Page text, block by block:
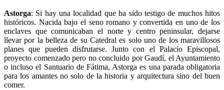
Astorga: Si hay una localidad que ha sido testigo de muchos hitos
históricos. Nacida bajo el seno romano y convertida en uno de los
enclaves que comunicaban el norte y centro peninsular, dejarse
llevar por la belleza de su Catedral es solo uno de los maravillosos
planes que pueden disfrutarse. Junto con el Palacio Episcopal,
proyecto comenzado pero no concluido por Gaudí, el Ayuntamiento
o incluso el Santuario de Fátima, Astorga es una parada obligatoria
para los amantes no solo de la historia y arquitectura sino del buen
comer.